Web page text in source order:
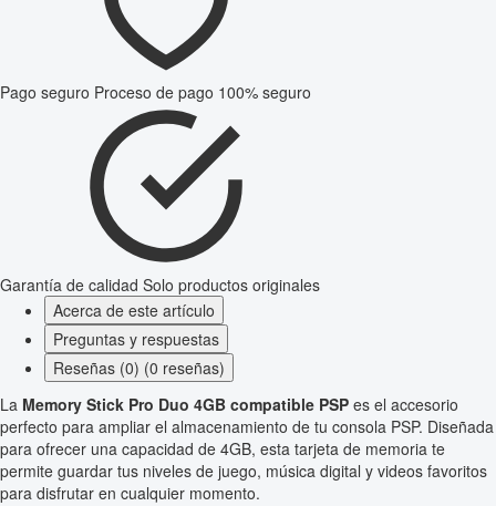
Pago seguro Proceso de pago 100% seguro
Garantía de calidad Solo productos originales
Acerca de este artículo
Preguntas y respuestas
Reseñas (0) (0 reseñas)
La Memory Stick Pro Duo 4GB compatible PSP es el accesorio
perfecto para ampliar el almacenamiento de tu consola PSP. Diseñada
para ofrecer una capacidad de 4GB, esta tarjeta de memoria te
permite guardar tus niveles de juego, música digital y videos favoritos
para disfrutar en cualquier momento.